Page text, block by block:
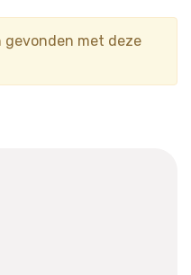
gevonden met deze